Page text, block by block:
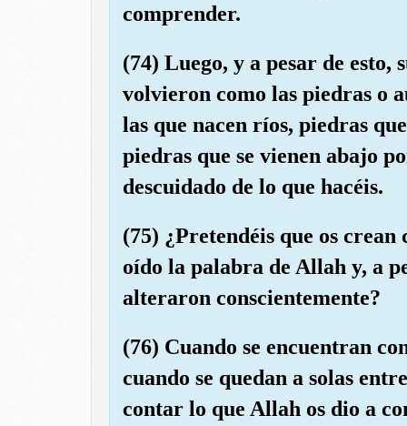
comprender.
(74) Luego, y a pesar de esto,
volvieron como las piedras o
las que nacen ríos, piedras
piedras que se vienen abajo
descuidado de lo que hacéis.
(75) ¿Pretendéis que os
oído la palabra de Allah y, a
alteraron conscientemente?
(76) Cuando se encuentran
cuando se quedan a solas
contar lo que Allah os dio a